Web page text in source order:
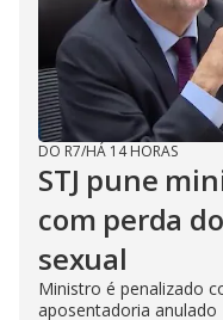
DO R7/HÁ 14 HORAS
STJ pune
com perda
sexual
Ministro é penalizado
aposentadoria anulado